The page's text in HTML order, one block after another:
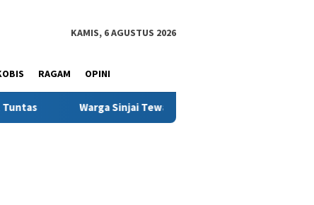
KAMIS, 6 AGUSTUS 2026
RAGAM OPINI
Dikeroyok di Morowali, Ketua DPRD Minta Kasus Diusut